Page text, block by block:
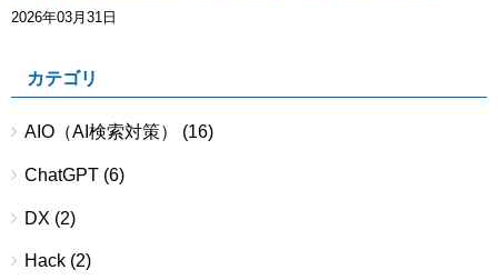
2026年03月31日
カテゴリ
AIO（AI検索対策） (16)
ChatGPT (6)
DX (2)
Hack (2)